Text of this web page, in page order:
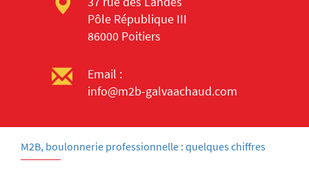
Pôle République III
86000 Poitiers
Email :
info@m2b-galvaachaud.com
M2B, boulonnerie professionnelle : quelques chiffres